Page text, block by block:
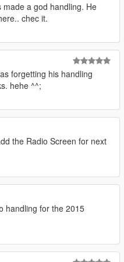
the texture of the
made a god handling. He
chec it.
forgetting his handling
hehe ^^;
the Radio Screen for next
handling for the 2015